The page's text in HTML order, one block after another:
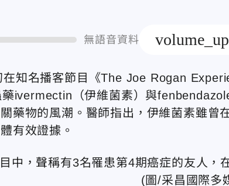
無語音資料 volume_up
知名播客節目《The Joe Rogan
ivermectin（伊維菌素）與
藥物的風潮。醫師指出，伊維菌素雖曾
有效證據。